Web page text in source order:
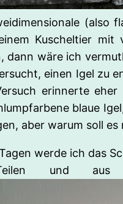
(also
Kuscheltier
dann wäre ich
einen Igel zu
erinnerte
blaue
aber warum soll
werde ich das
und